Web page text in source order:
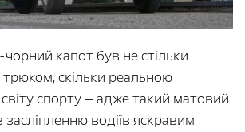
капот був не стільки
скільки реальною
світу спорту — адже такий матовий
засліпленню водіїв яскравим